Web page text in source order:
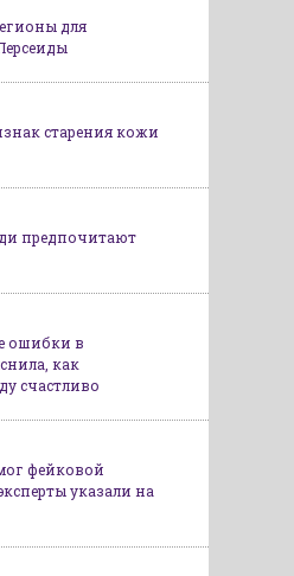
для
старения кожи
предпочитают
ошибки в
как
счастливо
фейковой
указали на